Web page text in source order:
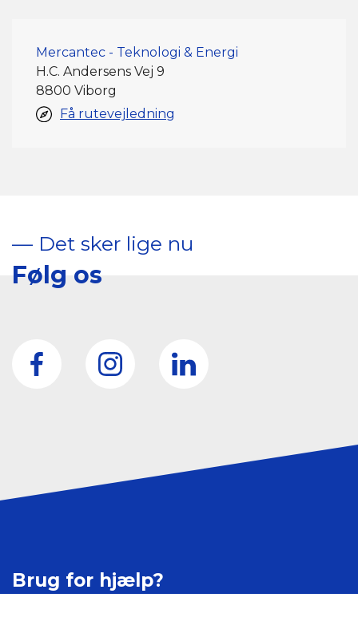
Mercantec - Teknologi & Energi
H.C. Andersens Vej 9
8800 Viborg
Få rutevejledning
–– Det sker lige nu
Følg os
Brug for hjælp?